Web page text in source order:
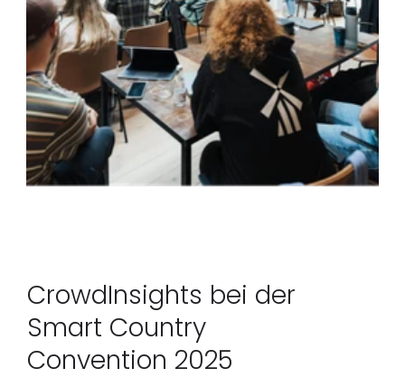
CrowdInsights bei der
Smart Country
Convention 2025